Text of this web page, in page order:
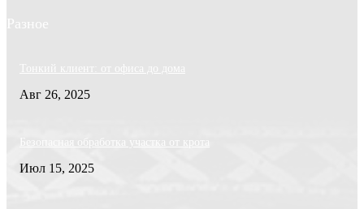
Разное
Тонкий клиент: от офиса до дома
Авг 26, 2025
Безопасная обработка участка от крота
Июл 15, 2025